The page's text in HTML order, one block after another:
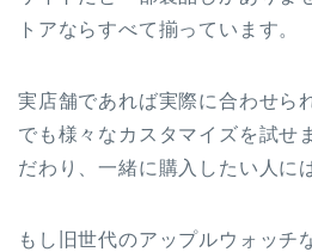
トアならすべて揃っています。
実店舗であれば実際に合わせら
でも様々なカスタマイズを試せ
だわり、一緒に購入したい人に
もし旧世代のアップルウォッチ